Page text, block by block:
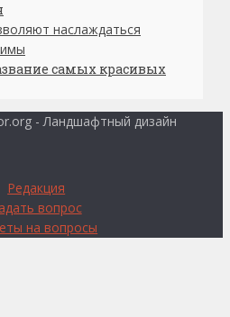
самых красивых
- Ландшафтный дизайн
Редакция
вопрос
на вопросы